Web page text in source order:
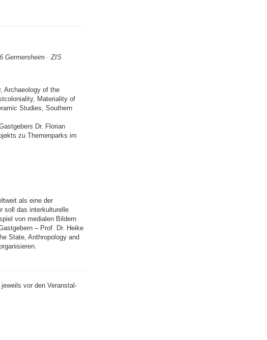
Germersheim · ZIS
Archaeology of the
Ma­te­riality of
Studies, Southern
Dr. Florian
zu Themen­parks im
als eine der
soll das interkultu­relle
von medialen Bildern
– Prof. Dr. Heike
State, Anthropology and
vor den Ver­anstal­